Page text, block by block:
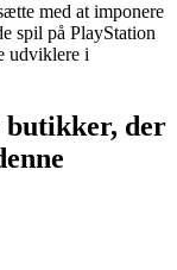
med at imponere
spil på PlayStation
udviklere i
butikker, der